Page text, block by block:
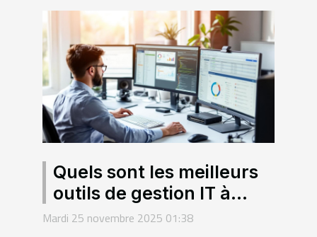
Quels sont les meilleurs
outils de gestion IT à
Criquetot ?
Mardi 25 novembre 2025 01:38